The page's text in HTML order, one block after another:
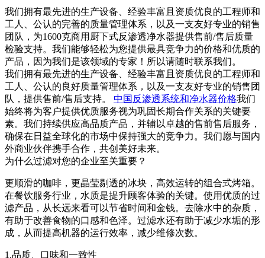
我们拥有最先进的生产设备、经验丰富且资质优良的工程师和
工人、公认的完善的质量管理体系，以及一支友好专业的销售
团队，为1600克商用厨下式反渗透净水器提供售前/售后质量
检验支持。我们能够轻松为您提供最具竞争力的价格和优质的
产品，因为我们是该领域的专家！所以请随时联系我们。
我们拥有最先进的生产设备、经验丰富且资质优良的工程师和
工人、公认的良好质量管理体系，以及一支友好专业的销售团
队，提供售前/售后支持。 中国反渗透系统和净水器价格我们
始终将为客户提供优质服务视为巩固长期合作关系的关键要
素。我们持续供应高品质产品，并辅以卓越的售前售后服务，
确保在日益全球化的市场中保持强大的竞争力。我们愿与国内
外商业伙伴携手合作，共创美好未来。
为什么过滤对您的企业至关重要？
更顺滑的咖啡，更晶莹剔透的冰块，高效运转的组合式烤箱。
在餐饮服务行业，水质是提升顾客体验的关键。使用优质的过
滤产品，从长远来看可以节省时间和金钱。去除水中的杂质，
有助于改善食物的口感和色泽。过滤水还有助于减少水垢的形
成，从而提高机器的运行效率，减少维修次数。
1.品质、口味和一致性